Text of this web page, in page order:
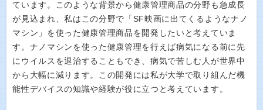
ています。このような背景から健康管理商品の分野も急成長
が見込まれ、私はこの分野で「SF映画に出てくるようなナノ
マシン」を使った健康管理商品を開発したいと考えていま
す。ナノマシンを使った健康管理を行えば病気になる前に先
にウイルスを退治することもでき、病気で苦しむ人が世界中
から大幅に減ります。この開発には私が大学で取り組んだ機
能性デバイスの知識や経験が役に立つと考えています。